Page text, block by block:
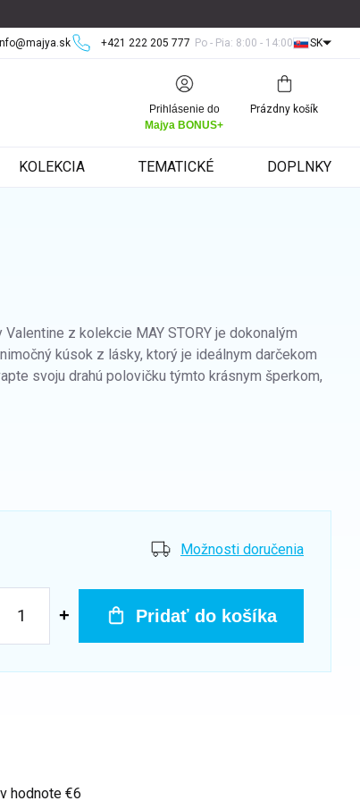
+421 222 205 777 Po - Pia: 8:00 - 14:00 SK
Prihlásenie do
Majya BONUS+
Nákupný
košík
Prázdny košík
KOLEKCIA TEMATICKÉ DOPLNKY
v hodnote €6
z kolekcie MAY STORY je dokonalým
kúsok z lásky, ktorý je ideálnym darčekom
svoju drahú polovičku týmto krásnym šperkom,
Možnosti doručenia
Pridať do košíka